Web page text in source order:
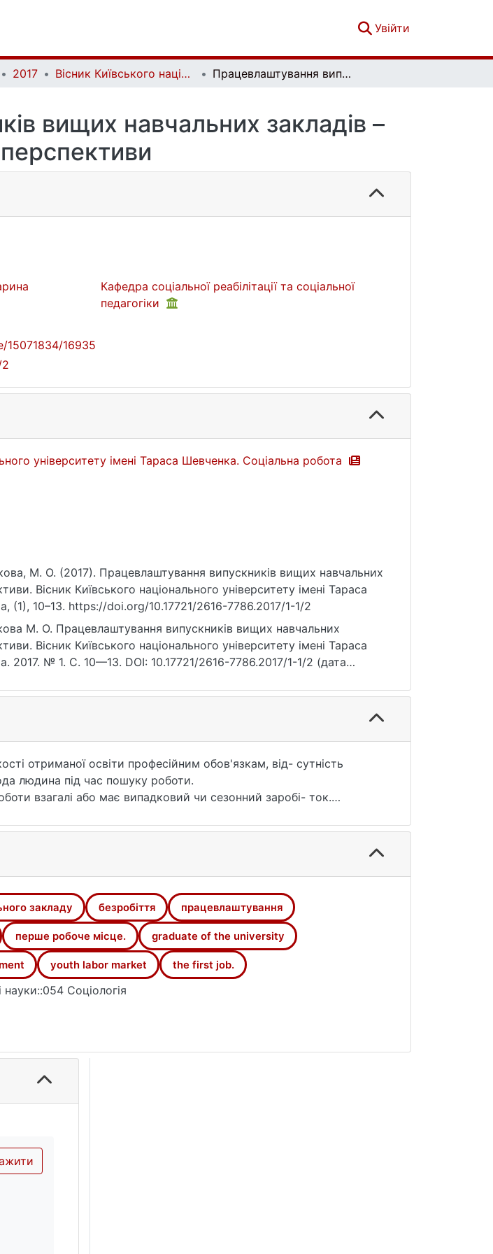
Увійти
2017 Вісник Київського національного університету імені Тараса Шевченка. Соціальна робота. Вип. 1(1) Працевлаштування випускників вищих навчальних закладів – реалії та перспективи
вищих навчальних закладів –
перспективи
Кафедра соціальної реабілітації та соціальної
педагогіки
15071834/16935
університету імені Тараса Шевченка. Соціальна робота
М. О. (2017). Працевлаштування випускників вищих навчальних
Вісник Київського національного університету імені Тараса
(1), 10–13. https://doi.org/10.17721/2616-7786.2017/1-1/2
М. О. Працевлаштування випускників вищих навчальних
Вісник Київського національного університету імені Тараса
2017. № 1. С. 10—13. DOI: 10.17721/2616-7786.2017/1-1/2 (дата
отриманої освіти професійним обов'язкам, від- сутність
людина під час пошуку роботи.
взагалі або має випадковий чи сезонний заробі- ток.
плані, оскільки його зростання створює цілий комплекс
втрачає платників податків, підприємство – персонал.
закладу безробіття працевлаштування
перше робоче місце. graduate of the university
youth labor market the first job.
науки::054 Соціологія